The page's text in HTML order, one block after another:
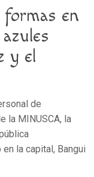
formas en
y el
de
la MINUSCA, la
la capital, Bangui